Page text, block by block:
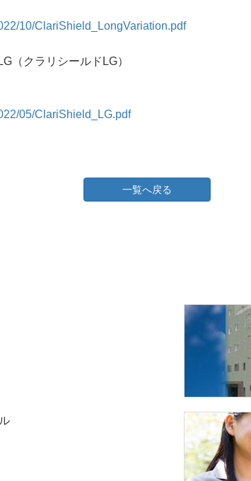
10/ClariShield_LongVariation.pdf
（クラリシールドLG）
05/ClariShield_LG.pdf
一覧へ戻る